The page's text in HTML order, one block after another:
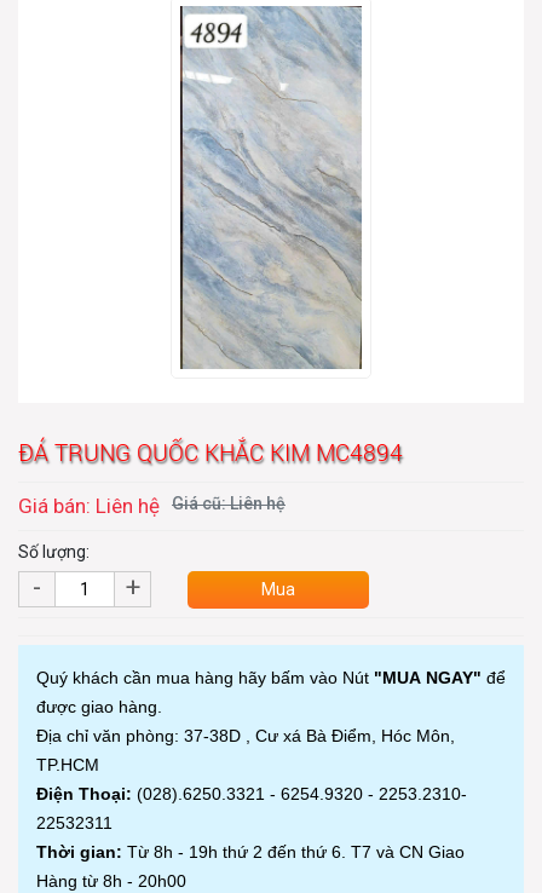
ĐÁ TRUNG QUỐC KHẮC KIM MC4894
Giá bán: Liên hệ Giá cũ: Liên hệ
Số lượng:
- + Mua
Quý khách cần mua hàng hãy bấm vào Nút "MUA NGAY" để
được giao hàng.
Địa chỉ văn phòng: 37-38D , Cư xá Bà Điểm, Hóc Môn,
TP.HCM
Điện Thoại: (028).6250.3321 - 6254.9320 - 2253.2310-
22532311
Thời gian: Từ 8h - 19h thứ 2 đến thứ 6. T7 và CN Giao
Hàng từ 8h - 20h00